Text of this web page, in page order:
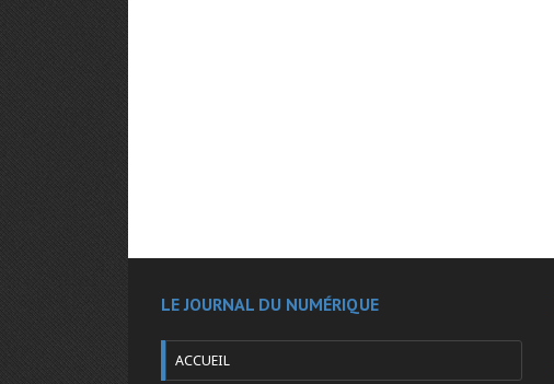
LE JOURNAL DU NUMÉRIQUE
ACCUEIL